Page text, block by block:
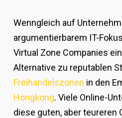
Wenngleich auf
argumentierbarem IT-
Virtual Zone Companies
Alternative zu reputablen
Freihandelszonen in den
Hongkong. Viele Online-
diese guten, aber teureren